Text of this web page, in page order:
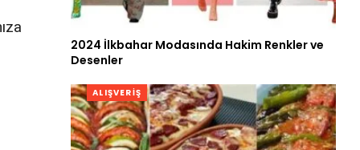
2024 İlkbahar Modasında Hakim Renkler ve
Desenler
ALIŞVERIŞ